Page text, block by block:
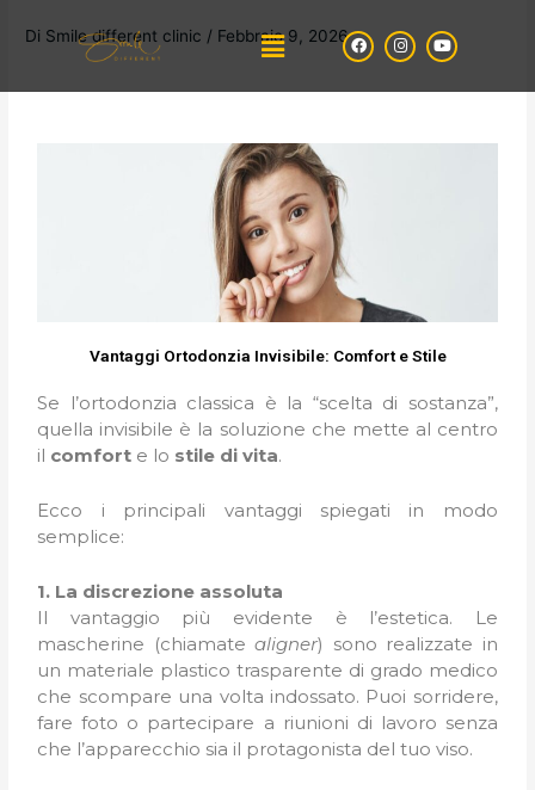
Menu
F
a
c
k
I
n
s
a
Y
o
u
Di Smile different clinic / Febbraio 9, 2026
Vantaggi Ortodonzia Invisibile: Comfort e Stile
Se l’ortodonzia classica è la “scelta di sostanza”,
quella invisibile è la soluzione che mette al centro
il comfort e lo stile di vita.
Ecco i principali vantaggi spiegati in modo
semplice:
1. La discrezione assoluta
Il vantaggio più evidente è l’estetica. Le
mascherine (chiamatealigner) sono realizzate in
un materiale plastico trasparente di grado medico
che scompare una volta indossato. Puoi sorridere,
fare foto o partecipare a riunioni di lavoro senza
che l’apparecchio sia il protagonista del tuo viso.